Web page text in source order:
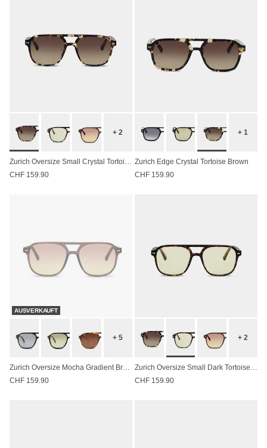
+ 2
Zurich Oversize Small Crystal Tortoise Brown
CHF 159.90
+ 1
Zurich Edge Crystal Tortoise Brown
CHF 159.90
AUSVERKAUFT
+ 5
CHF 159.90
+ 2
CHF 159.90